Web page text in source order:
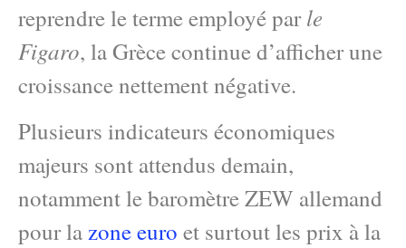
reprendre le terme employé parle
Figaro, la Grèce continue d’afficher une
croissance nettement négative.
Plusieurs indicateurs économiques
majeurs sont attendus demain,
notamment le baromètre ZEW allemand
pour lazone euro et surtout les prix à la